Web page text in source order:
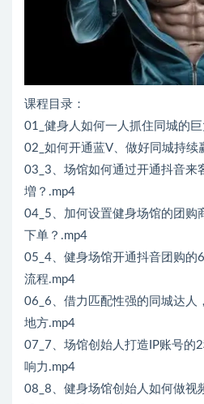
课程目录：
01_健身人如何一人抓住同城的
02_如何开通蓝V、做好同城持续
03_3、场馆如何通过开通抖音来
増？.mp4
04_5、加何设置健身场馆的团购
下单？.mp4
05_4、健身场馆开通抖音团购的
流程.mp4
06_6、借力匹配性强的同城达人
地方.mp4
07_7、场馆创始人打造IP账号的
响力.mp4
08_8、健身场馆创始人如何做视